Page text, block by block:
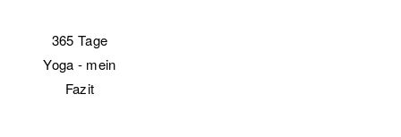
365 Tage
Yoga - mein
Fazit